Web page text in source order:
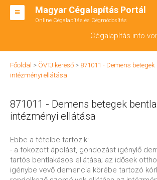
Magyar Cégalapítás Portál
Online Cégalapítás és Cégmódosítás
Cégalapítás info
BT ALAPÍTÁS
RT ALAPÍTÁS
ÁTALAKULÁS
ENGEDÉLYKÖTELES
KAPCSOLAT
Főoldal > ÖVTJ kereső > 871011 - Demens
intézményi ellátása
871011 - Demens betegek
intézményi ellátása
Ebbe a tételbe tartozik:
- a fokozott ápolást, gondozást igénylő
tartós bentlakásos ellátása; az idősek
igénybe vevő demencia körébe tartozó